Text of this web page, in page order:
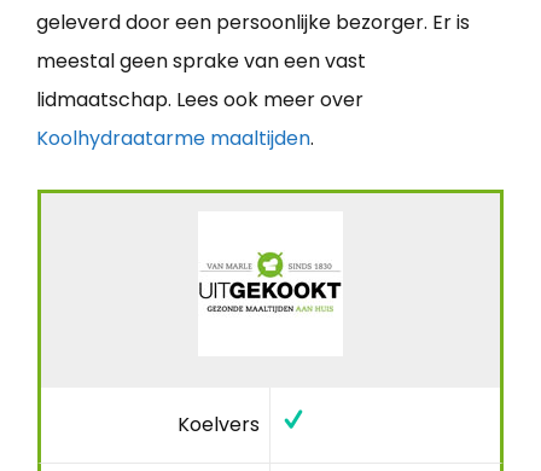
geleverd door een persoonlijke bezorger. Er is
meestal geen sprake van een vast
lidmaatschap. Lees ook meer over
Koolhydraatarme maaltijden.
Koelvers